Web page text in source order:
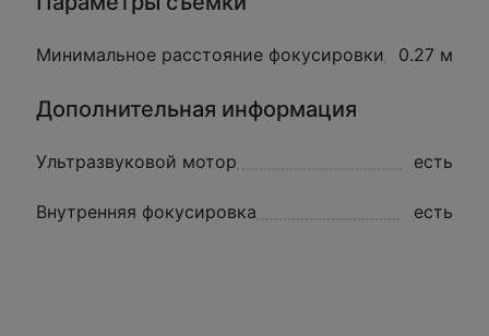
Минимальное расстояние фокусировки 0.27 м
Дополнительная информация
Ультразвуковой мотор есть
Внутренняя фокусировка есть